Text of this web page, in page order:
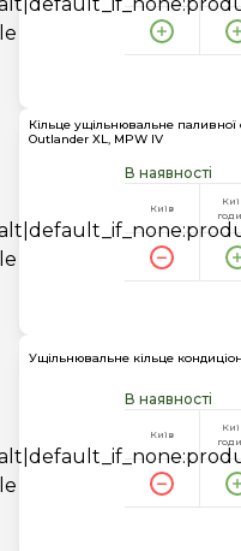
Кільце ущільнювальне паливної
Outlander XL, MPW IV
В наявності
Київ
Ущільнювальне кільце
В наявності
Київ